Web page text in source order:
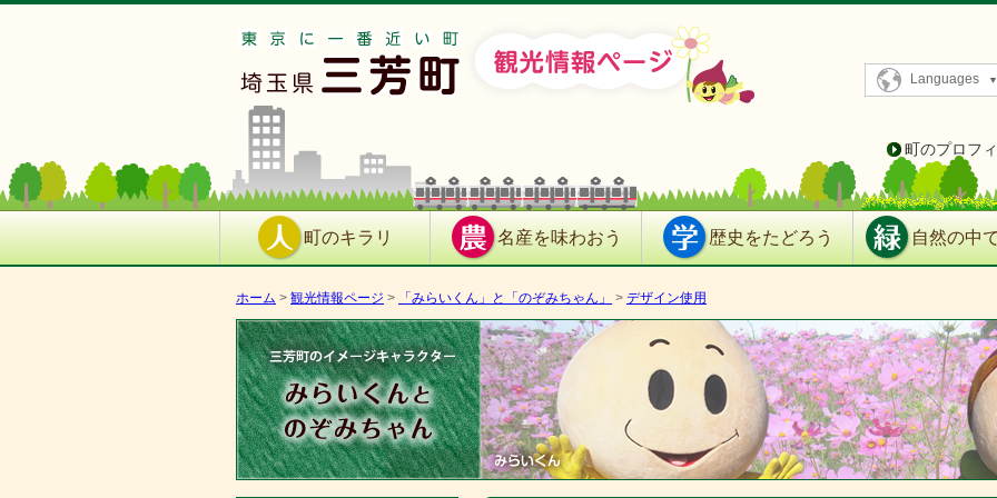
Languages
町のプロフ
町のキラリ 名産を味わおう 歴史をたどろう 自然の中
ホーム > 観光情報ページ > 「みらいくん」と「のぞみちゃん」 > デザイ­ン使用